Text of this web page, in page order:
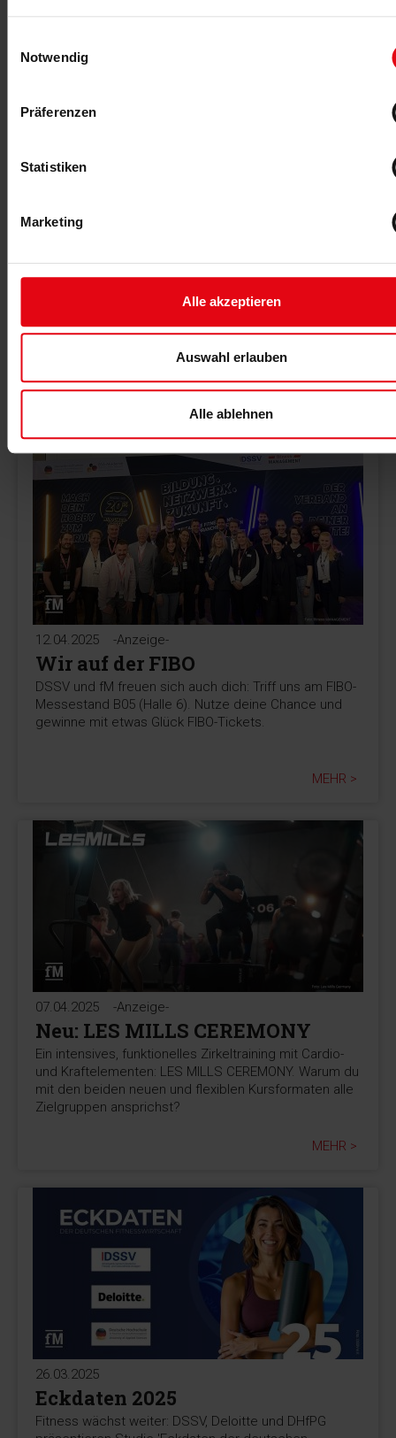
Notwendig
Präferenzen
Statistiken
Marketing
Alle akzeptieren
Auswahl erlauben
Alle ablehnen
Longevity im Ohr
führen? Das erfährst du in der neuen Folge unseres
fM Podcasts Fitness im Ohr.
12.04.2025 -Anzeige-
Wir auf der FIBO
DSSV und fM freuen sich auch dich: Triff uns am FIBO-
Messestand B05 (Halle 6). Nutze deine Chance und
gewinne mit etwas Glück FIBO-Tickets.
MEHR >
07.04.2025 -Anzeige-
Neu: LES MILLS CEREMONY
Ein intensives, funktionelles Zirkeltraining mit Cardio-
und Kraftelementen: LES MILLS CEREMONY. Warum du
mit den beiden neuen und flexiblen Kursformaten alle
Zielgruppen ansprichst?
MEHR >
26.03.2025
Eckdaten 2025
Fitness wächst weiter: DSSV, Deloitte und DHfPG